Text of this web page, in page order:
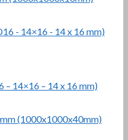
– 14×16 – 14 x 16 mm)